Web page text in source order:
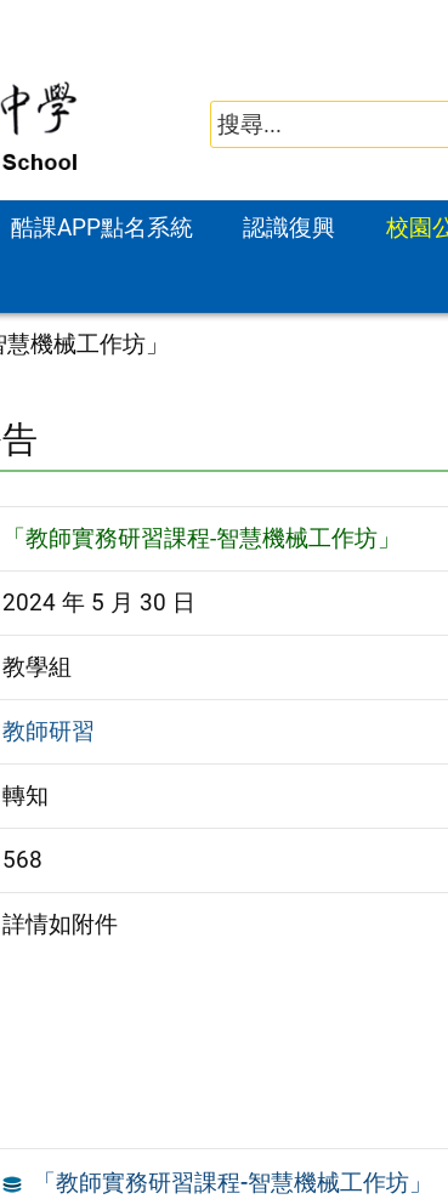
酷課APP點名系統 認識復興 校園
機械工作坊」
「教師實務研習課程-智慧機械工作坊」
2024 年 5 月 30 日
教學組
教師研習
轉知
568
詳情如附件
「教師實務研習課程-智慧機械工作坊」